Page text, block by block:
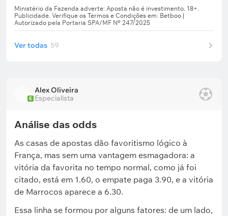
Ver todas 59
E
Alex Oliveira
Especialista
Análise das odds
As casas de apostas dão favoritismo lógico à
França, mas sem uma vantagem esmagadora: a
vitória da favorita no tempo normal, como já foi
citado, está em 1.60, o empate paga 3.90, e a vitória
de Marrocos aparece a 6.30.
Essa linha se formou por alguns fatores: de um lado,